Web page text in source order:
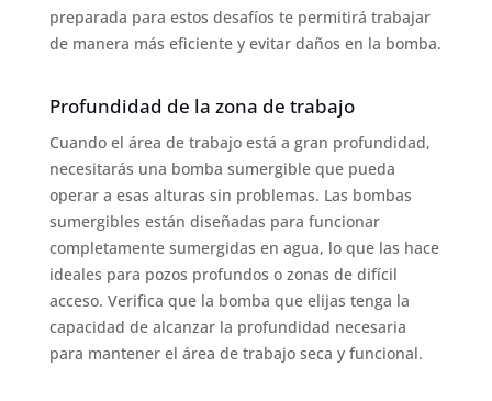
preparada para estos desafíos te permitirá trabajar
de manera más eficiente y evitar daños en la bomba.
Profundidad de la zona de trabajo
Cuando el área de trabajo está a gran profundidad,
necesitarás una bomba sumergible que pueda
operar a esas alturas sin problemas. Las bombas
sumergibles están diseñadas para funcionar
completamente sumergidas en agua, lo que las hace
ideales para pozos profundos o zonas de difícil
acceso. Verifica que la bomba que elijas tenga la
capacidad de alcanzar la profundidad necesaria
para mantener el área de trabajo seca y funcional.